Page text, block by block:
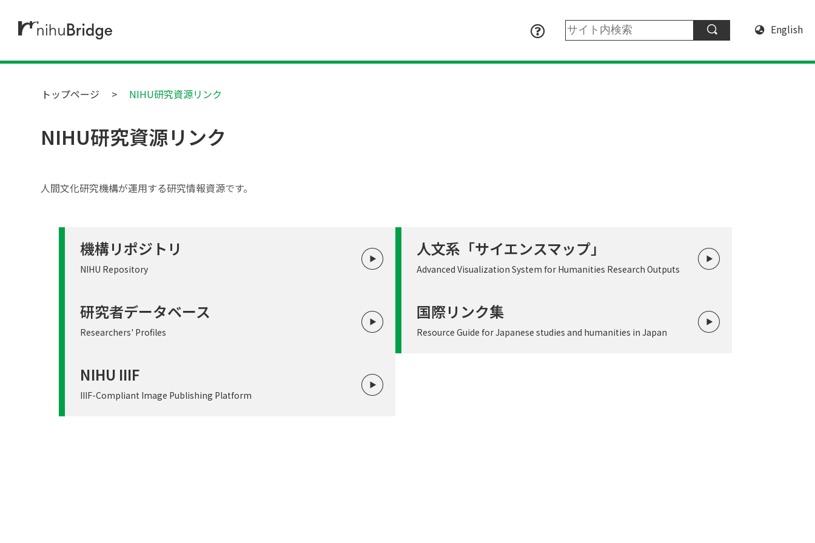
English
トップページ NIHU研究資源リンク
NIHU研究資源リンク
人間文化研究機構が運用する研究情報資源です。
機構リポジトリ
NIHU Repository
人文系「サイエンスマップ」
Advanced Visualization System for Humanities Research Outputs
研究者データベース
Researchers' Profiles
国際リンク集
Resource Guide for Japanese studies and humanities in Japan
NIHU IIIF
IIIF-Compliant Image Publishing Platform